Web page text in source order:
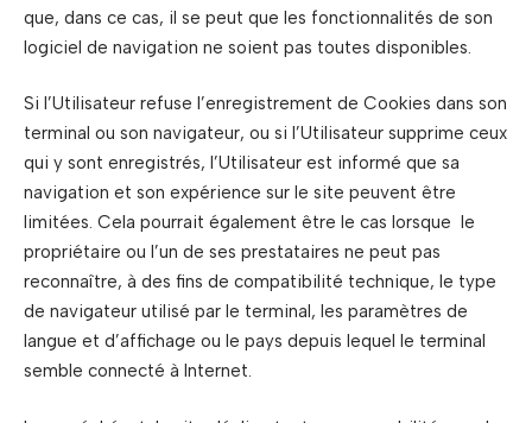
que, dans ce cas, il se peut que les fonctionnalités de son
logiciel de navigation ne soient pas toutes disponibles.
Si l’Utilisateur refuse l’enregistrement de Cookies dans son
terminal ou son navigateur, ou si l’Utilisateur supprime ceux
qui y sont enregistrés, l’Utilisateur est informé que sa
navigation et son expérience sur le site peuvent être
limitées. Cela pourrait également être le cas lorsque le
propriétaire ou l’un de ses prestataires ne peut pas
reconnaître, à des fins de compatibilité technique, le type
de navigateur utilisé par le terminal, les paramètres de
langue et d’affichage ou le pays depuis lequel le terminal
semble connecté à Internet.